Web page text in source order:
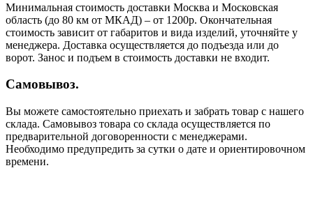
Минимальная стоимость доставки Москва и Московская
область (до 80 км от МКАД) – от 1200р. Окончательная
стоимость зависит от габаритов и вида изделий, уточняйте у
менеджера. Доставка осуществляется до подъезда или до
ворот. Занос и подъем в стоимость доставки не входит.
Самовывоз.
Вы можете самостоятельно приехать и забрать товар с нашего
склада. Самовывоз товара со склада осуществляется по
предварительной договоренности с менеджерами.
Необходимо предупредить за сутки о дате и ориентировочном
времени.